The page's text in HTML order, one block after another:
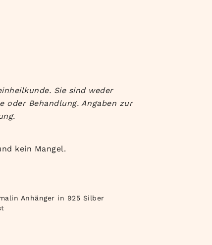
Sie sind weder
oder Behandlung. Angaben zur
kein Mangel.
Anhänger in 925 Silber